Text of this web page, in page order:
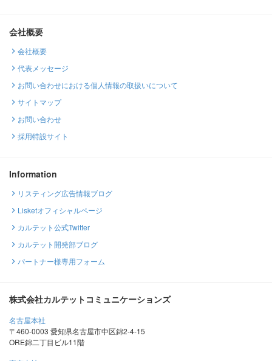
会社概要
会社概要
代表メッセージ
お問い合わせにおける個人情報の取扱いについて
サイトマップ
お問い合わせ
採用特設サイト
Information
リスティング広告情報ブログ
Lisketオフィシャルページ
カルテット公式Twitter
カルテット開発部ブログ
パートナー様専用フォーム
株式会社カルテットコミュニケーションズ
名古屋本社
〒460-0003 愛知県名古屋市中区錦2-4-15
ORE錦二丁目ビル11階